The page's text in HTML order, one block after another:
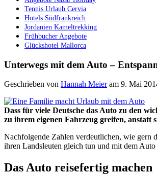
Tennis Urlaub Cervia
Hotels Südfrankreich
Jordanien Kameltrekking
Frühbucher Angebote
Glückshotel Mallorca
Unterwegs mit dem Auto –
Geschrieben von Hannah Meier am 9. Mai
Dass für viele Deutsche das Auto zu den
zu ihrem eigenen Fahrzeug greifen, anstatt
Nachfolgende Zahlen verdeutlichen, wie gern
ihren Landsleuten gleich tun und mit dem
Das Auto reisefertig machen